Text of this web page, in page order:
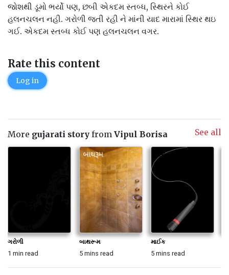
જોશથી ડૂમો ભર્યો પણ, છબી એકદમ સ્તબ્ધ, સ્થિરને કોઈ
હલનચલન નહી. ગરોળી જતી રહી ને માંની યાદ મારામાં સ્થિર થઇ
ગઈ. એકદમ સ્તબ્ધ કોઈ પણ હલનચલન વગર.
Rate this content
Log in
More gujarati story from Vipul Borisa See all
ગરોળી
1 min read
બાથરૂમ
5 mins read
માઈક
5 mins read